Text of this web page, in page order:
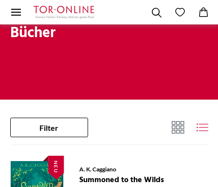
Bücher
Filter
NEU A. K. Caggiano
Summoned to the Wilds